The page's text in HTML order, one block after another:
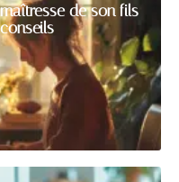
de son fils